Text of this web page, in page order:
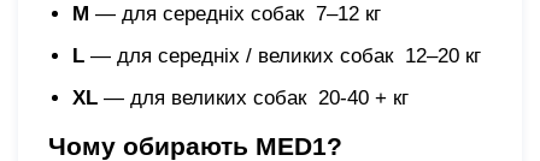
M — для середніх собак 7–12 кг
L — для середніх / великих собак 12–20 кг
XL — для великих собак 20-40 + кг
Чому обирають MED1?